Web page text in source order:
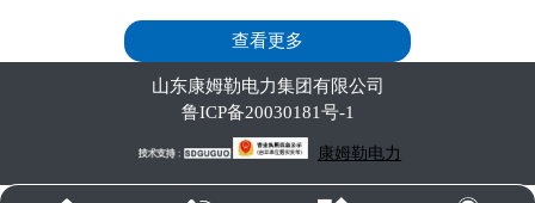
查看更多
山东康姆勒电力集团有限公司
鲁ICP备20030181号-1
康姆勒电力